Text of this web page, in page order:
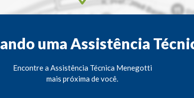
uma Assistência
Encontre a Assistência Técnica Menegotti
mais próxima de você.